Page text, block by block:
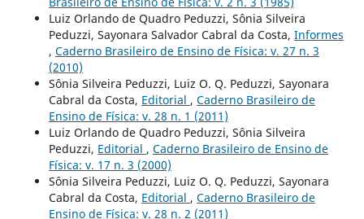
Luiz Orlando de Quadro Peduzzi, Sônia Silveira
Peduzzi, Sayonara Salvador Cabral da Costa, Informes
, Caderno Brasileiro de Ensino de Física: v. 27 n. 3
(2010)
Sônia Silveira Peduzzi, Luiz O. Q. Peduzzi, Sayonara
Cabral da Costa, Editorial , Caderno Brasileiro de
Ensino de Física: v. 28 n. 1 (2011)
Luiz Orlando de Quadro Peduzzi, Sônia Silveira
Peduzzi, Editorial , Caderno Brasileiro de Ensino de
Física: v. 17 n. 3 (2000)
Sônia Silveira Peduzzi, Luiz O. Q. Peduzzi, Sayonara
Cabral da Costa, Editorial , Caderno Brasileiro de
Ensino de Física: v. 28 n. 2 (2011)